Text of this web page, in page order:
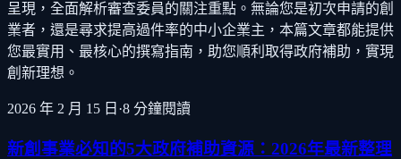
呈現，全面解析審查委員的關注重點。無論您是初次申請的創
業者，還是尋求提高過件率的中小企業主，本篇文章都能提供
您最實用、最核心的撰寫指南，助您順利取得政府補助，實現
創新理想。
2026 年 2 月 15 日 ·8 分鐘閱讀
新創事業必知的5大政府補助資源：2026年最新整理